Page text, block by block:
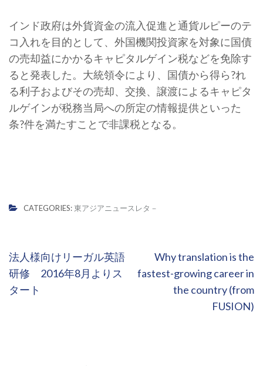
インド政府は外貨資金の流入促進と通貨ルピーのテ
コ入れを目的として、外国機関投資家を対象に国債
の売却益にかかるキャピタルゲイン税などを免除す
ると発表した。大統領令により、国債から得ら?れ
る利子およびその売却、交換、譲渡によるキャピタ
ルゲインが税務当局への所定の情報提供といった
条?件を満たすことで非課税となる。
CATEGORIES:東アジアニュースレタ－
投
稿
ナ
法人様向けリーガル英語
研修 2016年8月よりス
タート
Why translation is the
fastest-growing career in
the country (from
FUSION)